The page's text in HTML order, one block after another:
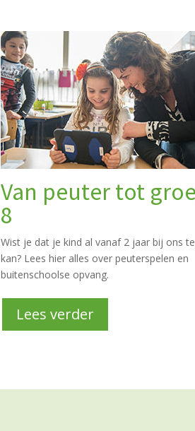
Van peuter tot
8
Wist je dat je kind al vanaf 2 jaar bij ons
kan? Lees hier alles over peuterspelen en
buitenschoolse opvang.
Lees verder